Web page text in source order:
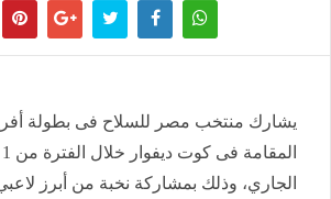
يشارك منتخب مصر للسلاح فى بطولة
الجاري، وذلك بمشاركة نخبة من أبرز